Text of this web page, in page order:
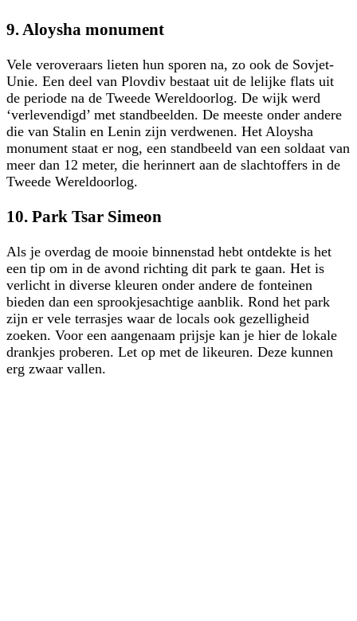
9. Aloysha monument
Vele veroveraars lieten hun sporen na, zo ook de Sovjet-
Unie. Een deel van Plovdiv bestaat uit de lelijke flats uit
de periode na de Tweede Wereldoorlog. De wijk werd
‘verlevendigd’ met standbeelden. De meeste onder andere
die van Stalin en Lenin zijn verdwenen. Het Aloysha
monument staat er nog, een standbeeld van een soldaat van
meer dan 12 meter, die herinnert aan de slachtoffers in de
Tweede Wereldoorlog.
10. Park Tsar Simeon
Als je overdag de mooie binnenstad hebt ontdekte is het
een tip om in de avond richting dit park te gaan. Het is
verlicht in diverse kleuren onder andere de fonteinen
bieden dan een sprookjesachtige aanblik. Rond het park
zijn er vele terrasjes waar de locals ook gezelligheid
zoeken. Voor een aangenaam prijsje kan je hier de lokale
drankjes proberen. Let op met de likeuren. Deze kunnen
erg zwaar vallen.